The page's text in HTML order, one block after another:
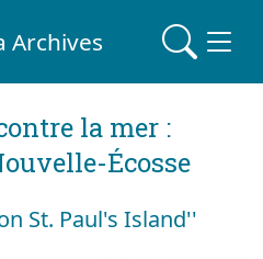
Archives
la mer :
Écosse
St. Paul's Island''